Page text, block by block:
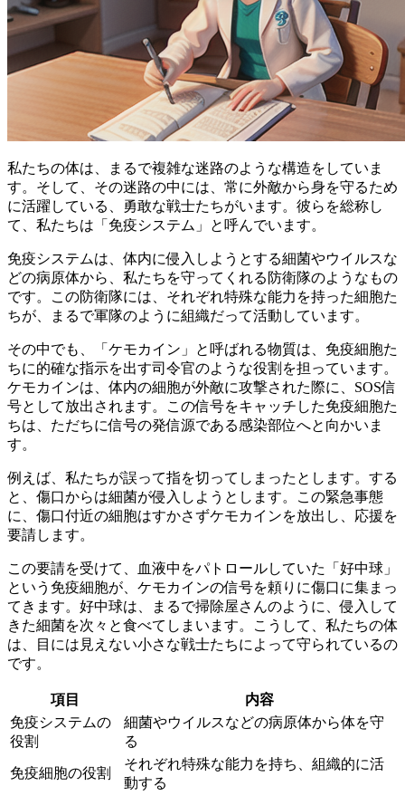
私たちの体は、まるで複雑な迷路のような構造をしていま
す。そして、その迷路の中には、常に外敵から身を守るため
に活躍している、勇敢な戦士たちがいます。彼らを総称し
て、私たちは「免疫システム」と呼んでいます。
免疫システムは、体内に侵入しようとする細菌やウイルスな
どの病原体から、私たちを守ってくれる防衛隊のようなもの
です。この防衛隊には、それぞれ特殊な能力を持った細胞た
ちが、まるで軍隊のように組織だって活動しています。
その中でも、「ケモカイン」と呼ばれる物質は、免疫細胞た
ちに的確な指示を出す司令官のような役割を担っています。
ケモカインは、体内の細胞が外敵に攻撃された際に、SOS信
号として放出されます。この信号をキャッチした免疫細胞た
ちは、ただちに信号の発信源である感染部位へと向かいま
す。
例えば、私たちが誤って指を切ってしまったとします。する
と、傷口からは細菌が侵入しようとします。この緊急事態
に、傷口付近の細胞はすかさずケモカインを放出し、応援を
要請します。
この要請を受けて、血液中をパトロールしていた「好中球」
という免疫細胞が、ケモカインの信号を頼りに傷口に集まっ
てきます。好中球は、まるで掃除屋さんのように、侵入して
きた細菌を次々と食べてしまいます。こうして、私たちの体
は、目には見えない小さな戦士たちによって守られているの
です。
項目
内容
免疫システムの
役割
細菌やウイルスなどの病原体から体を守
る
免疫細胞の役割
それぞれ特殊な能力を持ち、組織的に活
動する